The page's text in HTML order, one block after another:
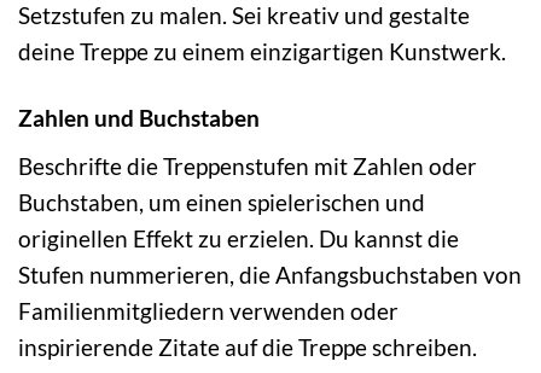
Setzstufen zu malen. Sei kreativ und gestalte
deine Treppe zu einem einzigartigen Kunstwerk.
Zahlen und Buchstaben
Beschrifte die Treppenstufen mit Zahlen oder
Buchstaben, um einen spielerischen und
originellen Effekt zu erzielen. Du kannst die
Stufen nummerieren, die Anfangsbuchstaben von
Familienmitgliedern verwenden oder
inspirierende Zitate auf die Treppe schreiben.